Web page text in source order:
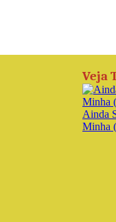
Veja
Ainda
Minha